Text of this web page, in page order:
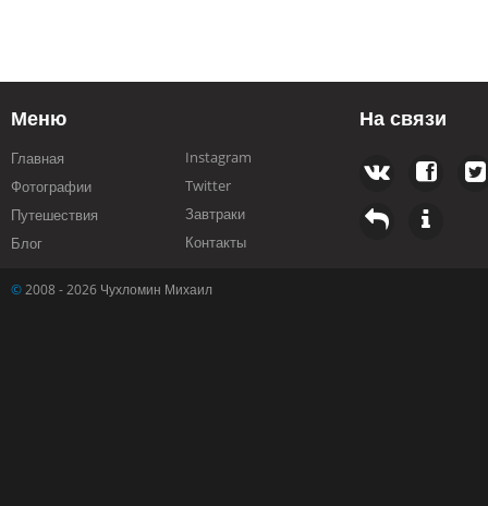
Меню
Главная
Фотографии
Путешествия
Блог
Instagram
Twitter
Завтраки
Контакты
На связи
© 2008 - 2026 Чухломин Михаил